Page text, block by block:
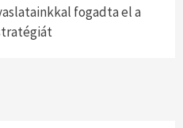
fogadta el a